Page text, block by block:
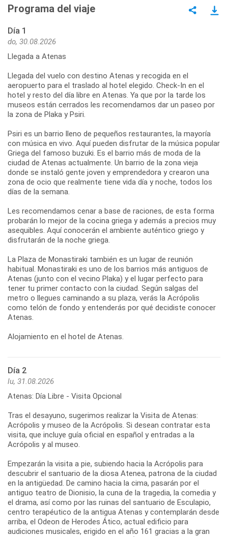
Programa del viaje
Día 1
do, 30.08.2026
Llegada a Atenas
Llegada del vuelo con destino Atenas y recogida en el
aeropuerto para el traslado al hotel elegido. Check-In en el
hotel y resto del día libre en Atenas. Ya que por la tarde los
museos están cerrados les recomendamos dar un paseo por
la zona de Plaka y Psiri.
Psiri es un barrio lleno de pequeños restaurantes, la mayoría
con música en vivo. Aquí pueden disfrutar de la música popular
Griega del famoso buzuki. Es el barrio más de moda de la
ciudad de Atenas actualmente. Un barrio de la zona vieja
donde se instaló gente joven y emprendedora y crearon una
zona de ocio que realmente tiene vida día y noche, todos los
días de la semana.
Les recomendamos cenar a base de raciones, de esta forma
probarán lo mejor de la cocina griega y además a precios muy
asequibles. Aquí conocerán el ambiente auténtico griego y
disfrutarán de la noche griega.
La Plaza de Monastiraki también es un lugar de reunión
habitual. Monastiraki es uno de los barrios más antiguos de
Atenas (junto con el vecino Plaka) y el lugar perfecto para
tener tu primer contacto con la ciudad. Según salgas del
metro o llegues caminando a su plaza, verás la Acrópolis
como telón de fondo y entenderás por qué decidiste conocer
Atenas.
Día 2
lu, 31.08.2026
Atenas: Día Libre - Visita Opcional
Tras el desayuno, sugerimos realizar la Visita de Atenas:
Acrópolis y museo de la Acrópolis. Si desean contratar esta
visita, que incluye guía oficial en español y entradas a la
Acrópolis y al museo.
Empezarán la visita a pie, subiendo hacia la Acrópolis para
descubrir el santuario de la diosa Atenea, patrona de la ciudad
en la antigüedad. De camino hacia la cima, pasarán por el
antiguo teatro de Dionisio, la cuna de la tragedia, la comedia y
el drama, así como por las ruinas del santuario de Esculapio,
centro terapéutico de la antigua Atenas y contemplarán desde
arriba, el Odeon de Herodes Ático, actual edificio para
audiciones musicales, erigido en el año 161 gracias a la gran